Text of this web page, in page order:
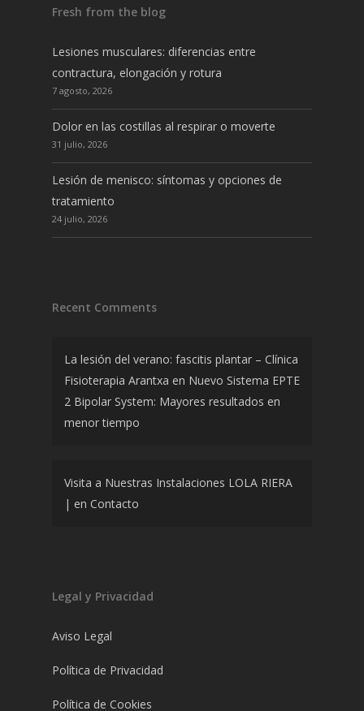
Fresh from the blog
Lesiones musculares: diferencias entre
contractura, elongación y rotura
7 agosto, 2026
Dolor en las costillas al respirar o moverte
31 julio, 2026
Lesión de menisco: síntomas y opciones de
tratamiento
24 julio, 2026
Recent Comments
La lesión del verano: fascitis plantar – Clínica
Fisioterapia Arantxa en Nuevo Sistema EPTE
2 Bipolar System: Mayores resultados en
menor tiempo
Visita a Nuestras Instalaciones LOLA RIERA
| en Contacto
Legal y Privacidad
Aviso Legal
Política de Privacidad
Política de Cookies